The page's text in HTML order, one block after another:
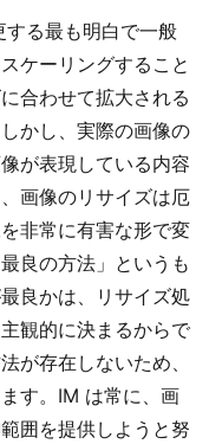
る最も明白で一般
ケーリングすること
合わせて拡大される
かし、実際の画像の
が表現している内容
画像のリサイズは厄
非常に有害な形で変
良の方法」というも
良かは、リサイズ処
観的に決まるからで
が存在しないため、
す。IM は常に、画
囲を提供しようと努